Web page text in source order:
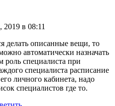
2019 в 08:11
делать описанные вещи, то
автоматически назначать
роль специалиста при
специалиста расписание
личного кабинета, надо
специалистов где то.